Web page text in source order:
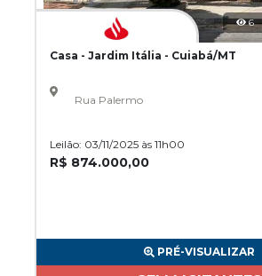
6
Casa - Jardim Itália - Cuiabá/MT
Rua Palermo
Leilão: 03/11/2025 às 11h00
R$ 874.000,00
PRÉ-VISUALIZAR